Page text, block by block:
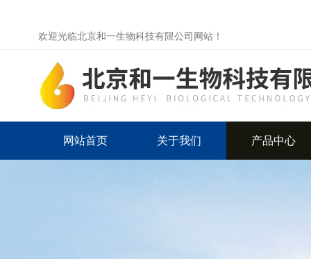
欢迎光临北京和一生物科技有限公司网站！
网站首页 关于我们 产品中心